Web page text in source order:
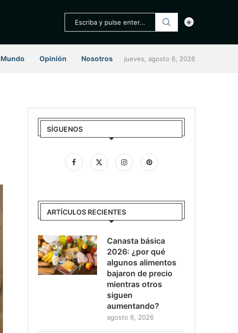
Mundo Opinión Nosotros jueves, agosto 6, 2026
SÍGUENOS
ARTÍCULOS RECIENTES
Canasta básica
2026: ¿por qué
algunos alimentos
bajaron de precio
mientras otros
siguen
aumentando?
agosto 6, 2026